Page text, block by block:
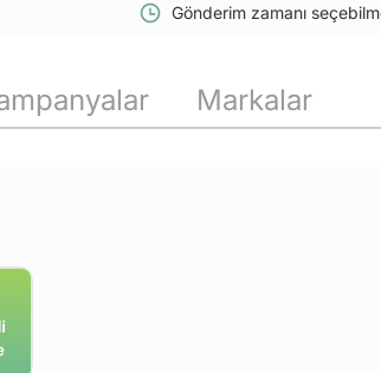
Gönderim zamanı
Markalar